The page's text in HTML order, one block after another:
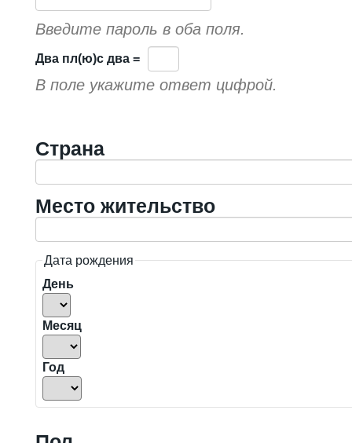
Введите пароль в оба поля.
Двa пл(ю)c двa =
В поле укажите ответ цифрой.
Страна
Место жительство
Дата рождения
День
Месяц
Год